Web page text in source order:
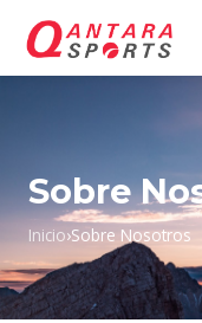
Sobre
Inicio›Sobre Nosotros